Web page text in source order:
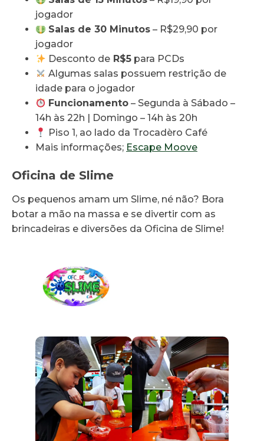
jogador
Salas de 30 Minutos – R$29,90 por
jogador
Desconto de R$5 para PCDs
Algumas salas possuem restrição de
idade para o jogador
Funcionamento – Segunda à Sábado –
14h às 22h | Domingo – 14h às 20h
Piso 1, ao lado da Trocadèro Café
Mais informações; Escape Moove
Oficina de Slime
Os pequenos amam um Slime, né não? Bora
botar a mão na massa e se divertir com as
brincadeiras e diversões da Oficina de Slime!